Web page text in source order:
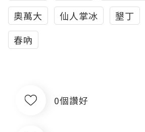
奧萬大
仙人掌冰 墾丁
春吶
0個讚好